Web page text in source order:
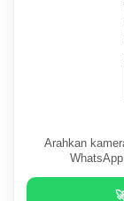
Arahkan